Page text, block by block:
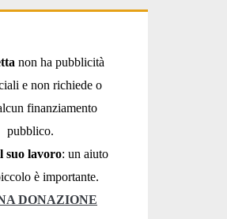
non ha pubblicità
e non richiede o
finanziamento
pubblico.
suo lavoro: un aiuto
è importante.
DONAZIONE